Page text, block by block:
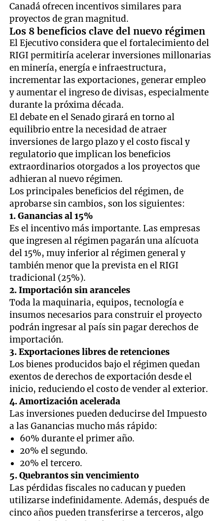
Canadá ofrecen incentivos similares para
proyectos de gran magnitud.
Los 8 beneficios clave del nuevo régimen
El Ejecutivo considera que el fortalecimiento del
RIGI permitiría acelerar inversiones millonarias
en minería, energía e infraestructura,
incrementar las exportaciones, generar empleo
y aumentar el ingreso de divisas, especialmente
durante la próxima década.
El debate en el Senado girará en torno al
equilibrio entre la necesidad de atraer
inversiones de largo plazo y el costo fiscal y
regulatorio que implican los beneficios
extraordinarios otorgados a los proyectos que
adhieran al nuevo régimen.
Los principales beneficios del régimen, de
aprobarse sin cambios, son los siguientes:
1. Ganancias al 15%
Es el incentivo más importante. Las empresas
que ingresen al régimen pagarán una alícuota
del 15%, muy inferior al régimen general y
también menor que la prevista en el RIGI
tradicional (25%).
2. Importación sin aranceles
Toda la maquinaria, equipos, tecnología e
insumos necesarios para construir el proyecto
podrán ingresar al país sin pagar derechos de
importación.
3. Exportaciones libres de retenciones
Los bienes producidos bajo el régimen quedan
exentos de derechos de exportación desde el
inicio, reduciendo el costo de vender al exterior.
4. Amortización acelerada
Las inversiones pueden deducirse del Impuesto
a las Ganancias mucho más rápido:
60% durante el primer año.
20% el segundo.
20% el tercero.
5. Quebrantos sin vencimiento
Las pérdidas fiscales no caducan y pueden
utilizarse indefinidamente. Además, después de
cinco años pueden transferirse a terceros, algo